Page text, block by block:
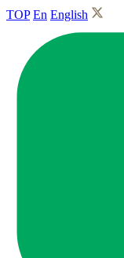
TOP En English